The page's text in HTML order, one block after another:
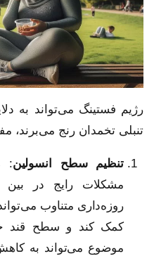
رژیم فستینگ می‌تواند به
تنبلی تخمدان رنج می‌برند،
تنظیم سطح انسولین:
روزه‌داری متناوب
کمک کند و سطح قند